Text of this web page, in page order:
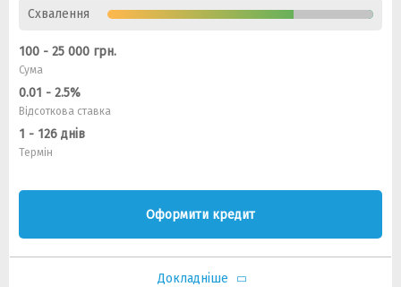
Схвалення
100 - 25 000 грн.
Сума
0.01 - 2.5%
Відсоткова ставка
1 - 126 днів
Термін
Оформити кредит
Докладніше